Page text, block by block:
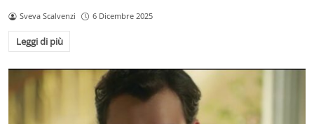
Sveva Scalvenzi 6 Dicembre 2025
Leggi di più